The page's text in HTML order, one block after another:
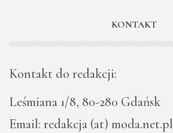
KONTAKT
Kontakt do redakcji:
Leśmiana 1/8, 80-280 Gdańsk
Email: redakcja (at) moda.net.pl